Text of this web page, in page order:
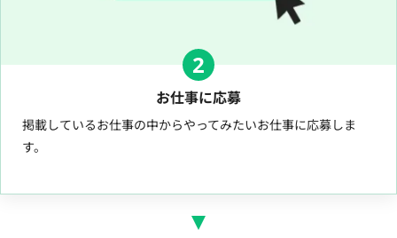
2
お仕事に応募
掲載しているお仕事の中からやってみたいお仕事に応募しま
す。